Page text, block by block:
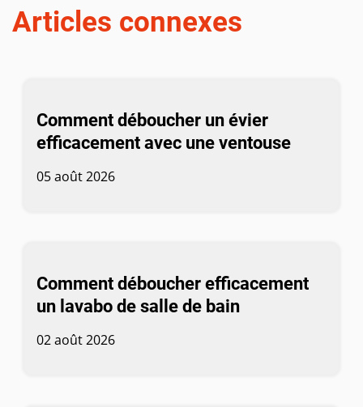
Articles connexes
Comment déboucher un évier
efficacement avec une ventouse
05 août 2026
Comment déboucher efficacement
un lavabo de salle de bain
02 août 2026